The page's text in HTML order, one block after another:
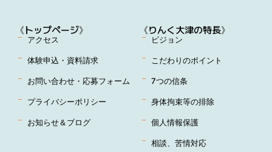
《トップページ》
アクセス
体験申込・資料請求
お問い合わせ・応募フォーム
プライバシーポリシー
お知らせ＆ブログ
《りんく大津の特長》
ビジョン
こだわりのポイント
7つの信条
身体拘束等の排除
個人情報保護
相談、苦情対応